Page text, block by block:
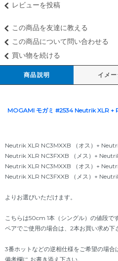
レビューを投稿
この商品を友達に教える
この商品について問い合わせる
買い物を続ける
商品説明 イメー
MOGAMI モガミ #2534 Neutrik XLR +
Neutrik XLR NC3MXXB （オス）+
Neutrik XLR NC3FXXB （メス）+
Neutrik XLR NC3MXXB （オス）+
Neutrik XLR NC3FXXB （メス）+
よりお選びいただけます。
こちらは50cm 1本（シングル）の値段です
ペアでご使用の場合は、2本お買い求め下
3番ホットなどの逆相仕様をご希望の場合
備考欄に お書き添え下さい。